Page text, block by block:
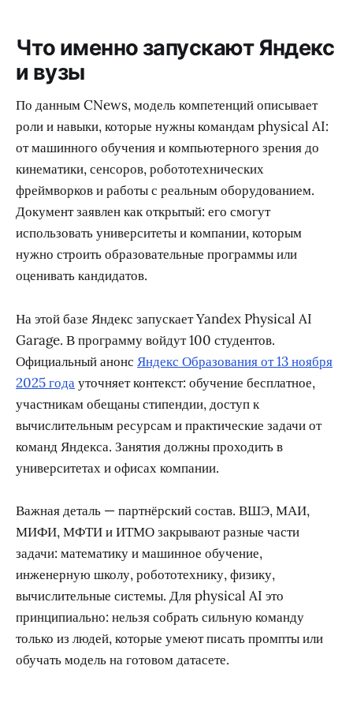
Что именно запускают Яндекс
и вузы
По данным CNews, модель компетенций описывает
роли и навыки, которые нужны командам physical AI:
от машинного обучения и компьютерного зрения до
кинематики, сенсоров, робототехнических
фреймворков и работы с реальным оборудованием.
Документ заявлен как открытый: его смогут
использовать университеты и компании, которым
нужно строить образовательные программы или
оценивать кандидатов.
На этой базе Яндекс запускает Yandex Physical AI
Garage. В программу войдут 100 студентов.
Официальный анонс Яндекс Образования от 13 ноября
2025 годауточняет контекст: обучение бесплатное,
участникам обещаны стипендии, доступ к
вычислительным ресурсам и практические задачи от
команд Яндекса. Занятия должны проходить в
университетах и офисах компании.
Важная деталь — партнёрский состав. ВШЭ, МАИ,
МИФИ, МФТИ и ИТМО закрывают разные части
задачи: математику и машинное обучение,
инженерную школу, робототехнику, физику,
вычислительные системы. Для physical AI это
принципиально: нельзя собрать сильную команду
только из людей, которые умеют писать промпты или
обучать модель на готовом датасете.